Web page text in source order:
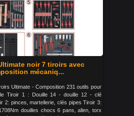
noir 7 tiroirs avec
mécaniq...
Ultimate - Composition 231 outils pour
Tiroir 1 : Douille 14 - douille 12 - clé
2: pinces, martellerie, clés pipes Tiroir 3:
douilles chocs 6 pans, allen, torx